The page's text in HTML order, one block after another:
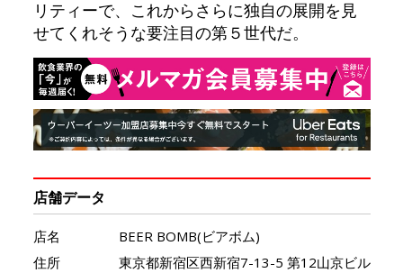
リティーで、これからさらに独自の展開を見
せてくれそうな要注目の第５世代だ。
店舗データ
店名
BEER BOMB(ビアボム)
住所
東京都新宿区西新宿7-13-5 第12山京ビル